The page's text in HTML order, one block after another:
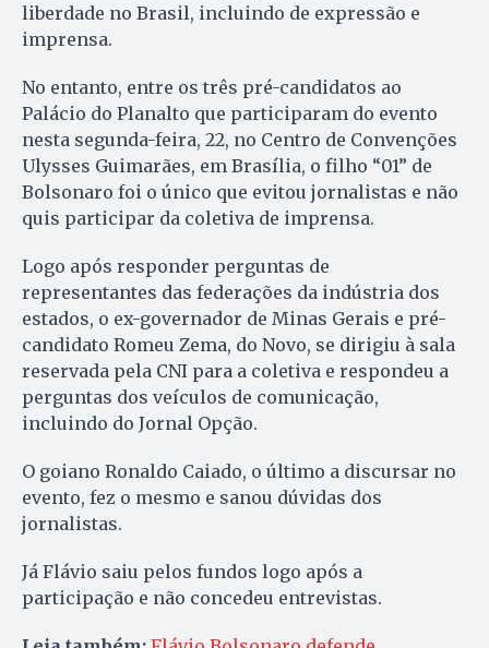
liberdade no Brasil, incluindo de expressão e
imprensa.
No entanto, entre os três pré-candidatos ao
Palácio do Planalto que participaram do evento
nesta segunda-feira, 22, no Centro de Convenções
Ulysses Guimarães, em Brasília, o filho “01” de
Bolsonaro foi o único que evitou jornalistas e não
quis participar da coletiva de imprensa.
Logo após responder perguntas de
representantes das federações da indústria dos
estados, o ex-governador de Minas Gerais e pré-
candidato Romeu Zema, do Novo, se dirigiu à sala
reservada pela CNI para a coletiva e respondeu a
perguntas dos veículos de comunicação,
incluindo do Jornal Opção.
O goiano Ronaldo Caiado, o último a discursar no
evento, fez o mesmo e sanou dúvidas dos
jornalistas.
Já Flávio saiu pelos fundos logo após a
participação e não concedeu entrevistas.